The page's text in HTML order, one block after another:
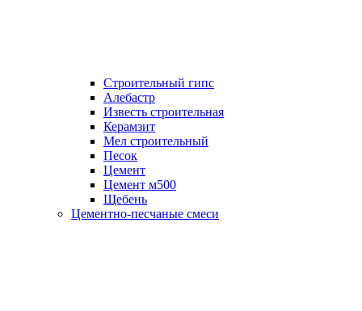
Строительный гипс
Алебастр
Известь строительная
Керамзит
Мел строительный
Песок
Цемент
Цемент м500
Щебень
Цементно-песчаные смеси